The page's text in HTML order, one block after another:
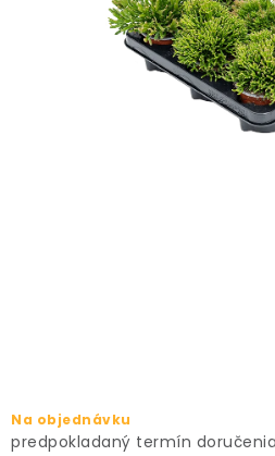
NA OBJEDNÁVKU
KVETINÁČE A OBALY NA RASTLINY
Na objednávku